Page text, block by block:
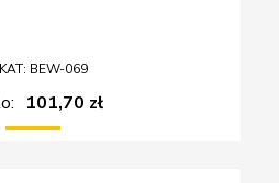
BEW-069
101,70 zł